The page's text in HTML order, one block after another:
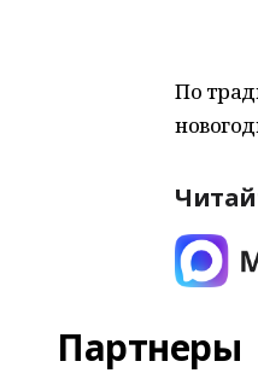
По
Партнеры